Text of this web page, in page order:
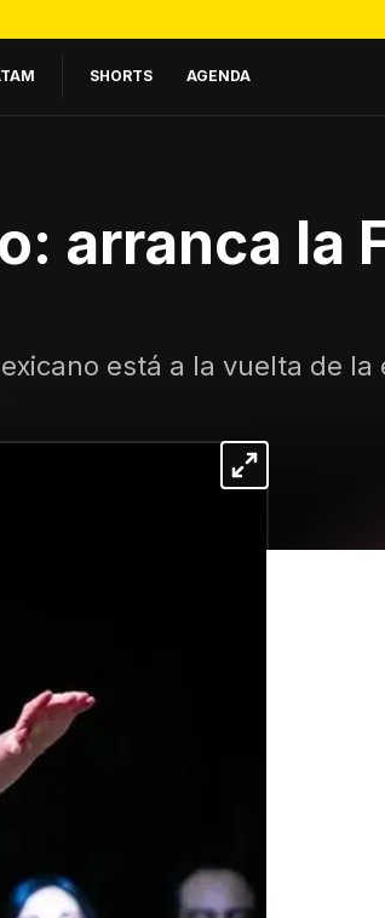
SHORTS AGENDA
arranca la
está a la vuelta de la